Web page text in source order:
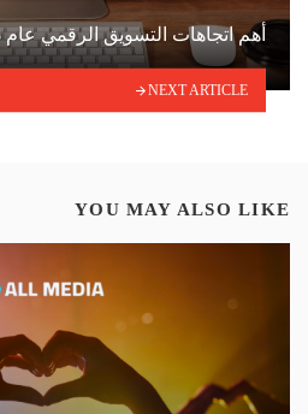
أهم اتجاهات التسويق الرقمي عام 2023
NEXT ARTICLE
YOU MAY ALSO LIKE